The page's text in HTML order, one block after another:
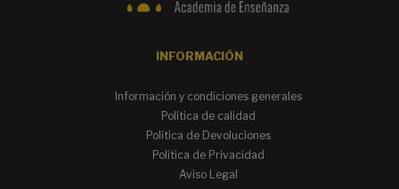
INFORMACIÓN
Información y condiciones generales
Política de calidad
Política de Devoluciones
Política de Privacidad
Aviso Legal